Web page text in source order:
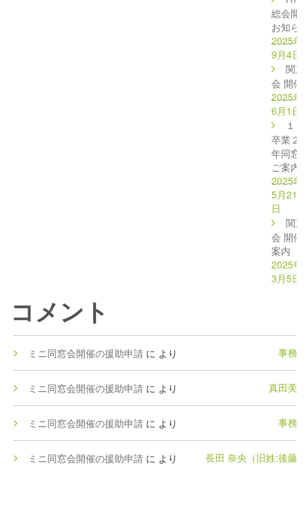
総会開
お知ら
2025年
9月4日
関
会 開催
2025年
6月1日
１
卒業２
年同窓
ご案内
2025年
5月21
日
関
会 開催
案内
2025年
3月5日
コメント
ミニ同窓会開催の援助申請 に 事務局
より
ミニ同窓会開催の援助申請 に 真田美和
より
ミニ同窓会開催の援助申請 に 事務局
より
ミニ同窓会開催の援助申請 に 長田 奈央（旧姓:後藤）
より